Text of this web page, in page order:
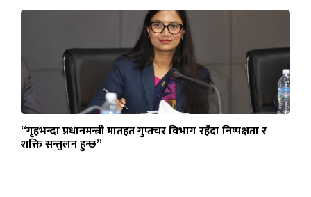
“गृहभन्दा प्रधानमन्त्री मातहत गुप्तचर विभाग रहँदा निष्पक्षता र
शक्ति सन्तुलन हुन्छ”